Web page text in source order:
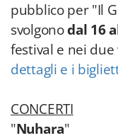
pubblico per "Il
svolgonodal 16
festival e nei
dettagli e i
CONCERTI
"Nuhara"